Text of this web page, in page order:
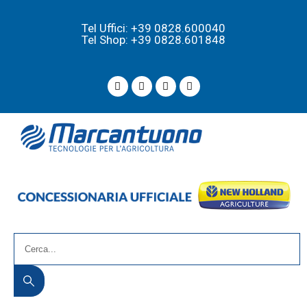
Tel Uffici: +39 0828.600040
Tel Shop: +39 0828.601848